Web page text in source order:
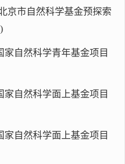
京市自然科学基金预探索
家自然科学青年基金项目
家自然科学面上基金项目
家自然科学面上基金项目